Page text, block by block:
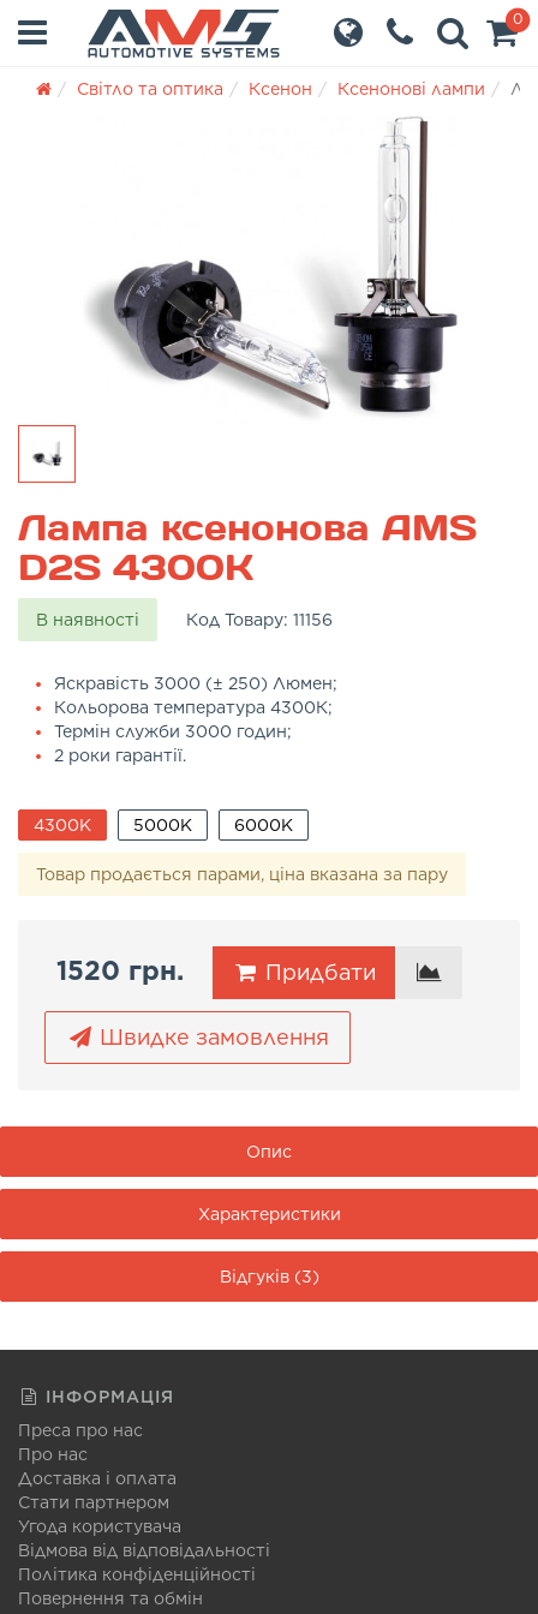
0
Світло та оптика Ксенон Ксенонові лампи
Лампа ксенонова AMS
D2S 4300K
В наявності Код Товару: 11156
Яскравість 3000 (± 250) Люмен;
Кольорова температура 4300К;
Термін служби 3000 годин;
2 роки гарантії.
4300K 5000K 6000K
Товар продається парами, ціна вказана за пару
1520 грн. Придбати
Швидке замовлення
Опис
Характеристики
Відгуків (3)
ІНФОРМАЦІЯ
Преса про нас
Про нас
Доставка і оплата
Стати партнером
Угода користувача
Відмова від відповідальності
Політика конфіденційності
Повернення та обмін